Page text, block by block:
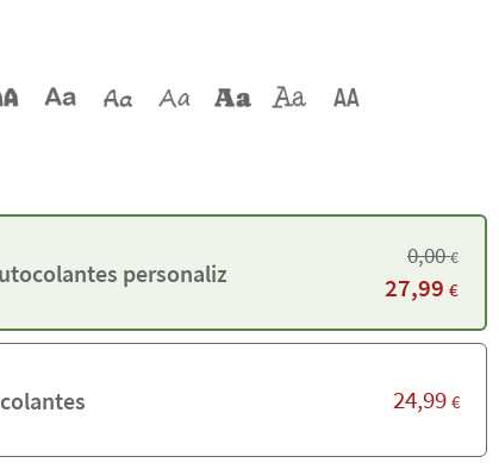
personalizadas
0,00€
27,99 €
24,99 €